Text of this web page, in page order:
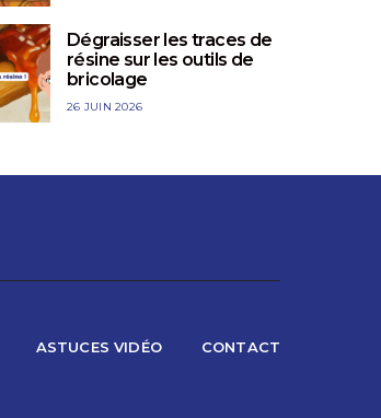
LES ASTUCIEUX
Dégraisser les traces de
résine sur les outils de
bricolage
26 JUIN 2026
ASTUCES VIDÉO CONTACT